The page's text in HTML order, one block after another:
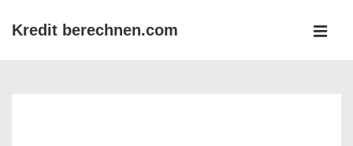
ZumKredit berechnen.com